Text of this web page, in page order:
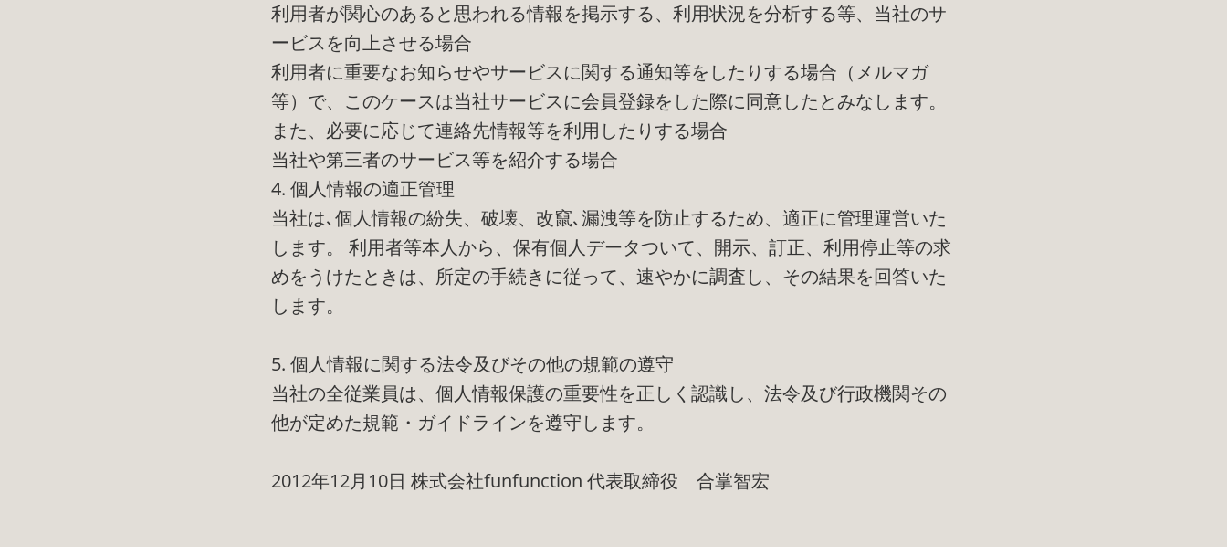
利用者が関心のあると思われる情報を掲示する、利用状況を分析する等、当社のサ
ービスを向上させる場合
利用者に重要なお知らせやサービスに関する通知等をしたりする場合（メルマガ
等）で、このケースは当社サービスに会員登録をした際に同意したとみなします。
また、必要に応じて連絡先情報等を利用したりする場合
当社や第三者のサービス等を紹介する場合
4. 個人情報の適正管理
当社は､個人情報の紛失、破壊、改竄､漏洩等を防止するため、適正に管理運営いた
します。 利用者等本人から、保有個人データついて、開示、訂正、利用停止等の求
めをうけたときは、所定の手続きに従って、速やかに調査し、その結果を回答いた
します。
5. 個人情報に関する法令及びその他の規範の遵守
当社の全従業員は、個人情報保護の重要性を正しく認識し、法令及び行政機関その
他が定めた規範・ガイドラインを遵守します。
2012年12月10日 株式会社funfunction 代表取締役 合掌智宏